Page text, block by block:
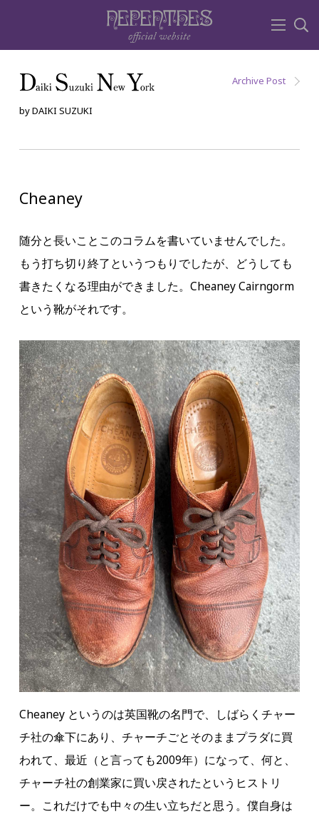
by DAIKI SUZUKI
Archive Post
Cheaney
随分と長いことこのコラムを書いていませんでした。
もう打ち切り終了というつもりでしたが、どうしても
書きたくなる理由ができました。Cheaney Cairngorm
という靴がそれです。
Cheaney というのは英国靴の名門で、しばらくチャー
チ社の傘下にあり、チャーチごとそのままプラダに買
われて、最近（と言っても2009年）になって、何と、
チャーチ社の創業家に買い戻されたというヒストリ
ー。これだけでも中々の生い立ちだと思う。僕自身は